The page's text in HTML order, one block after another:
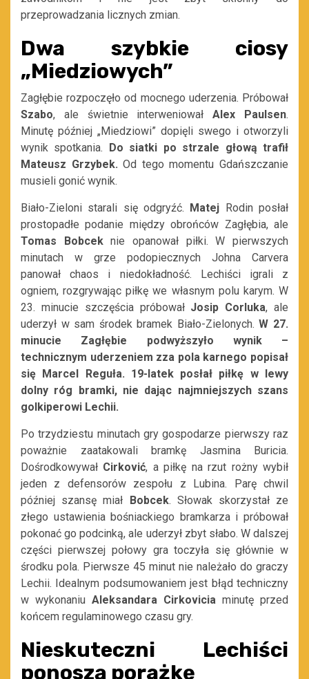
przeprowadzania licznych zmian.
Dwa szybkie ciosy
„Miedziowych”
Zagłębie rozpoczęło od mocnego uderzenia. Próbował
Szabo, ale świetnie interweniowałAlex Paulsen.
Minutę później „Miedziowi” dopięli swego i otworzyli
wynik spotkania.
Do siatki po strzale głową trafił
Mateusz Grzybek. Od tego momentu Gdańszczanie
musieli gonić wynik.
Biało-Zieloni starali się odgryźć. Matej Rodin posłał
prostopadłe podanie między obrońców Zagłębia, ale
Tomas Bobceknie opanował piłki. W pierwszych
minutach w grze podopiecznych Johna Carvera
panował chaos i niedokładność. Lechiści igrali z
ogniem, rozgrywając piłkę we własnym polu karym. W
23. minucie szczęścia próbował Josip Corluka, ale
uderzył w sam środek bramek Biało-Zielonych. W 27.
minucie Zagłębie podwyższyło wynik –
technicznym uderzeniem zza pola karnego popisał
się Marcel Reguła. 19-latek posłał piłkę w lewy
dolny róg bramki, nie dając najmniejszych szans
golkiperowi Lechii.
Po trzydziestu minutach gry gospodarze pierwszy raz
poważnie zaatakowali bramkę Jasmina Buricia.
Dośrodkowywał Cirković, a piłkę na rzut rożny wybił
jeden z defensorów zespołu z Lubina. Parę chwil
później szansę miał
Bobcek. Słowak skorzystał ze
złego ustawienia bośniackiego bramkarza i próbował
pokonać go podcinką, ale uderzył zbyt słabo. W dalszej
części pierwszej połowy gra toczyła się głównie w
środku pola. Pierwsze 45 minut nie należało do graczy
Lechii. Idealnym podsumowaniem jest błąd techniczny
w wykonaniu Aleksandara Cirkovicia minutę przed
końcem regulaminowego czasu gry.
Nieskuteczni Lechiści
ponoszą porażkę